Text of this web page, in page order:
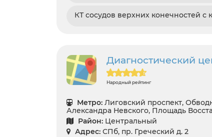
КТ сосудов верхних конечностей с
Диагностический
Народный рейтинг
Метро: Лиговский проспект,
Александра Невского, Площадь
Район: Центральный
Адрес: СПб, пр. Греческий д. 2